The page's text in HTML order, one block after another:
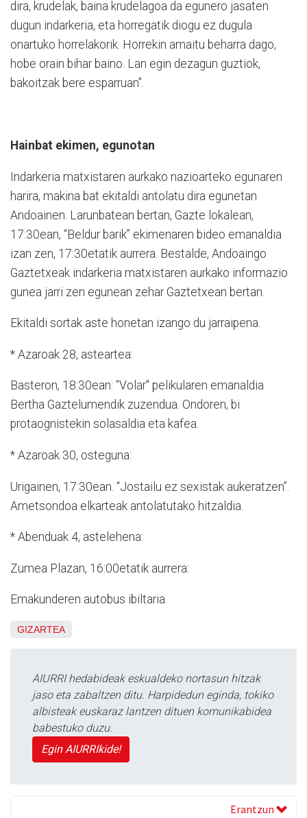
dira, krudelak, baina krudelagoa da egunero jasaten
dugun indarkeria, eta horregatik diogu ez dugula
onartuko horrelakorik. Horrekin amaitu beharra dago,
hobe orain bihar baino. Lan egin dezagun guztiok,
bakoitzak bere esparruan”.
Hainbat ekimen, egunotan
Indarkeria matxistaren aurkako nazioarteko egunaren
harira, makina bat ekitaldi antolatu dira egunetan
Andoainen. Larunbatean bertan, Gazte lokalean,
17:30ean, “Beldur barik” ekimenaren bideo emanaldia
izan zen, 17:30etatik aurrera. Bestalde, Andoaingo
Gaztetxeak indarkeria matxistaren aurkako informazio
gunea jarri zen egunean zehar Gaztetxean bertan.
Ekitaldi sortak aste honetan izango du jarraipena.
* Azaroak 28, asteartea:
Basteron, 18:30ean: “Volar" pelikularen emanaldia
Bertha Gaztelumendik zuzendua. Ondoren, bi
protaognistekin solasaldia eta kafea.
* Azaroak 30, osteguna:
Urigainen, 17:30ean. “Jostailu ez sexistak aukeratzen”.
Ametsondoa elkarteak antolatutako hitzaldia.
* Abenduak 4, astelehena:
Zumea Plazan, 16:00etatik aurrera:
Emakunderen autobus ibiltaria.
GIZARTEA
AIURRI hedabideak eskualdeko nortasun hitzak
jaso eta zabaltzen ditu. Harpidedun eginda, tokiko
albisteak euskaraz lantzen dituen komunikabidea
babestuko duzu.
Egin AIURRIkide!
Erantzun